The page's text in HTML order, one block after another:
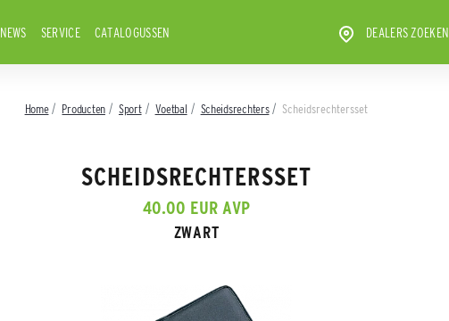
NEWS SERVICE CATALOGUSSEN DEALERS ZOEKEN
Home Producten Sport Voetbal Scheidsrechters Scheidsrechtersset
SCHEIDSRECHTERSSET
40.00 EUR AVP
ZWART